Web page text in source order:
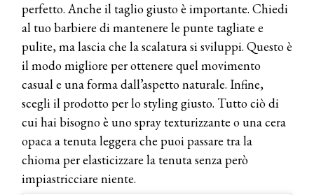
perfetto. Anche il taglio giusto è importante. Chiedi
al tuo barbiere di mantenere le punte tagliate e
pulite, ma lascia che la scalatura si sviluppi. Questo è
il modo migliore per ottenere quel movimento
casual e una forma dall’aspetto naturale. Infine,
scegli il prodotto per lo styling giusto. Tutto ciò di
cui hai bisogno è uno spray texturizzante o una cera
opaca a tenuta leggera che puoi passare tra la
chioma per elasticizzare la tenuta senza però
impiastricciare niente.